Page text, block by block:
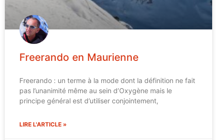
Freerando en Maurienne
Freerando : un terme à la mode dont la définition ne fait
pas l’unanimité même au sein d’Oxygène mais le
principe général est d’utiliser conjointement,
LIRE L'ARTICLE »